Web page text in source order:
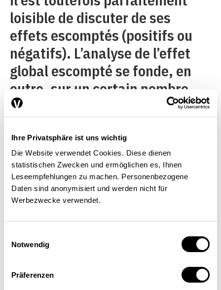
Ihre Privatsphäre ist uns wichtig
Die Website verwendet Cookies. Diese dienen
statistischen Zwecken und ermöglichen es, Ihnen
Leseempfehlungen zu machen. Personenbezogene
Daten sind anonymisiert und werden nicht für
Werbezwecke verwendet.
Notwendig
Präferenzen
loisible de discuter de ses
effets escomptés (positifs ou
négatifs). L’analyse de l’effet
global escompté se fonde, en
outre, sur un certain nombre
d’observations empiriques.Le
taux de croissance potentiel est
par définition une variable non
observable. Pour le saisir, il
faudrait dans l’idéal spécifier
une fonction de production
base de séries chronologiques
production (intrants) ainsi que